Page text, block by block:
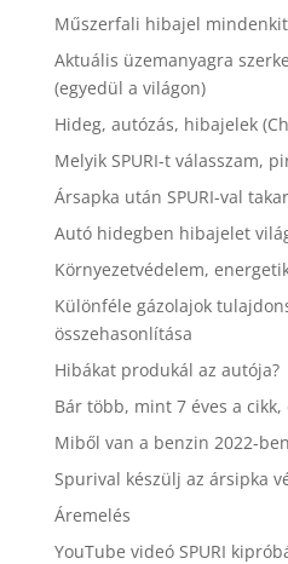
Műszerfali hibajel
Aktuális üzemanyagra
(egyedül a világon)
Hideg, autózás, hibajelek
Melyik SPURI-t válasszam,
Ársapka után SPURI-val
Autó hidegben hibajelet
Környezetvédelem,
Különféle gázolajok
összehasonlítása
Hibákat produkál az autója?
Bár több, mint 7 éves a
Miből van a benzin 2022-
Spurival készülj az ársipka
Áremelés
YouTube videó SPURI